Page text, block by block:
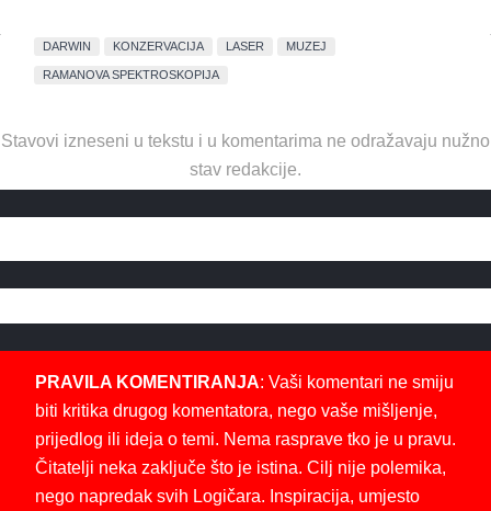
DARWIN KONZERVACIJA LASER MUZEJ
RAMANOVA SPEKTROSKOPIJA
Stavovi izneseni u tekstu i u komentarima ne odražavaju nužno
stav redakcije.
PRAVILA KOMENTIRANJA: Vaši komentari ne smiju
biti kritika drugog komentatora, nego vaše mišljenje,
prijedlog ili ideja o temi. Nema rasprave tko je u pravu.
Čitatelji neka zaključe što je istina. Cilj nije polemika,
nego napredak svih Logičara. Inspiracija, umjesto